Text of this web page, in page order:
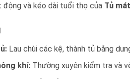
động và kéo dài tuổi thọ của Tủ
Lau chùi các kệ, thành tủ bằng
khí:Thường xuyên kiểm tra và